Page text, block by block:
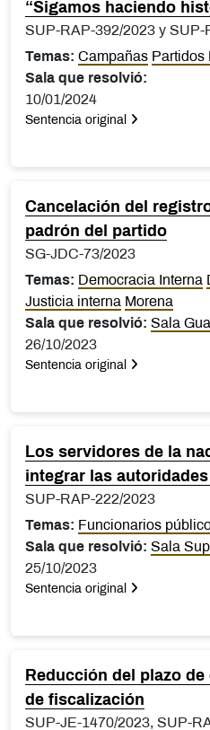
“Sigamos haciendo
SUP-RAP-392/2023 y SUP-
Temas: Campañas Partidos
Sala que resolvió:
10/01/2024
Sentencia original
Cancelación del
padrón del partido
SG-JDC-73/2023
Temas: Democracia Interna
Justicia interna Morena
Sala que resolvió: Sala
26/10/2023
Sentencia original
Los servidores de la
integrar las
SUP-RAP-222/2023
Temas: Funcionarios
Sala que resolvió: Sala
25/10/2023
Sentencia original
Reducción del plazo
de fiscalización
SUP-JE-1470/2023, SUP-